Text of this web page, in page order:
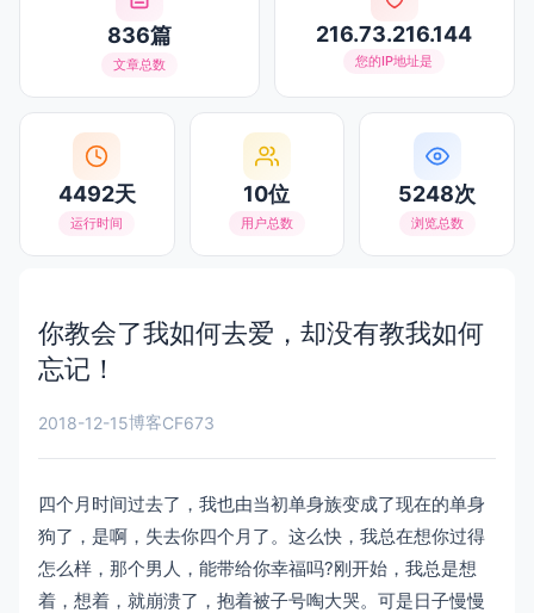
836篇
文章总数
216.73.216.144
您的IP地址是
4492天
运行时间
10位
用户总数
5248次
浏览总数
你教会了我如何去爱，却没有教我如何
忘记！
2018-12-15博客CF673
四个月时间过去了，我也由当初单身族变成了现在的单身
狗了，是啊，失去你四个月了。这么快，我总在想你过得
怎么样，那个男人，能带给你幸福吗?刚开始，我总是想
着，想着，就崩溃了，抱着被子号啕大哭。可是日子慢慢